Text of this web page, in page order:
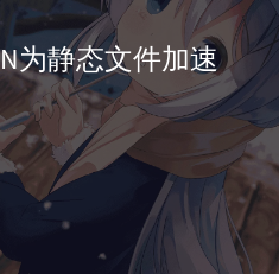
为静态文件加速